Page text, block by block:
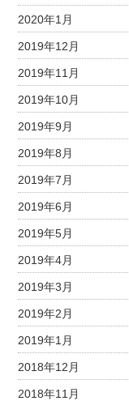
2020年1月
2019年12月
2019年11月
2019年10月
2019年9月
2019年8月
2019年7月
2019年6月
2019年5月
2019年4月
2019年3月
2019年2月
2019年1月
2018年12月
2018年11月